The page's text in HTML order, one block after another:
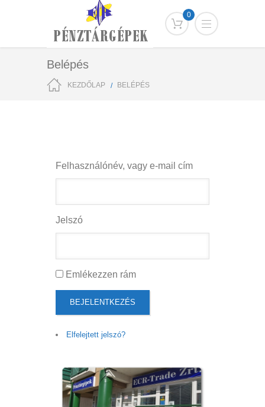
0
Belépés
KEZDŐLAP BELÉPÉS
Felhasználónév, vagy e-mail cím
Jelszó
Emlékezzen rám
BEJELENTKEZÉS
Elfelejtett jelszó?